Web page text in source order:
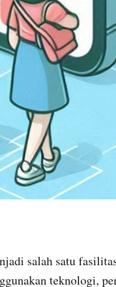
salah satu
teknologi,